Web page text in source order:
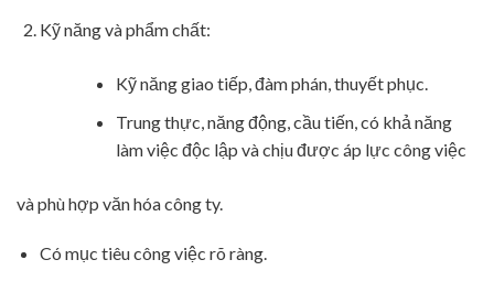
Kỹ năng và phẩm chất:
Kỹ năng giao tiếp, đàm phán, thuyết phục.
Trung thực, năng động, cầu tiến, có khả năng
làm việc độc lập và chịu được áp lực công việc
và phù hợp văn hóa công ty.
Có mục tiêu công việc rõ ràng.